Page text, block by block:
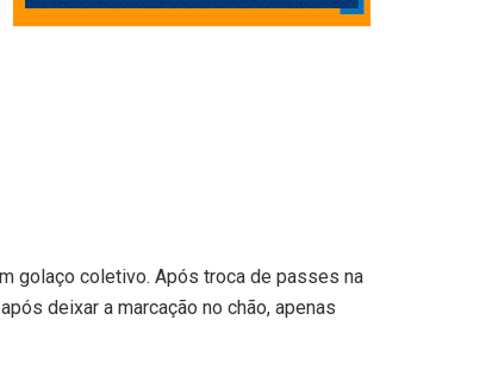
golaço coletivo. Após troca de passes na
deixar a marcação no chão, apenas